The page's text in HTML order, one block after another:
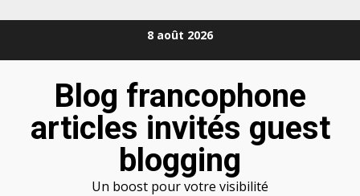
8 août 2026
Blog francophone
articles invités guest
blogging
Un boost pour votre visibilité